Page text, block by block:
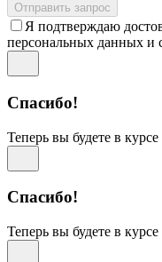
Отправить запрос
Я подтверждаю
персональных данных и
Спасибо!
Теперь вы будете в
Спасибо!
Теперь вы будете в